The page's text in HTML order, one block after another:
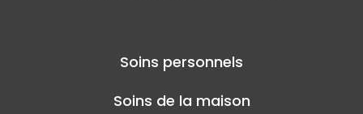
Soins personnels
Soins de la maison